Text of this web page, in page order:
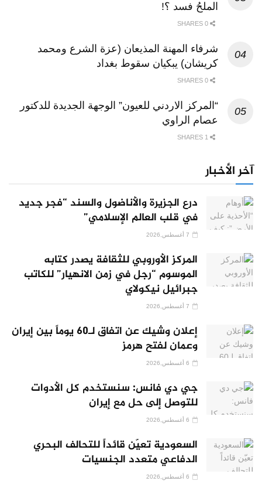
الملحُ فسد ؟!
شرفاء المهنة المذيعان (عزة الشرع ومحمد
كريشان) يبكيان سقوط بغداد
“المركز الاردني للعيون” الوجهة الجديدة للدكتور
عصام الراوي
آخر الأخبار
درع الجزيرة والأناضول والسند “فجر جديد
في قلب العالم الإسلامي”
المركز الأوروبي للثقافة يصدر كتابه
الموسوم “رجل في زمن الانهيار” للكاتب
جبرائيل نيكولاي
إعلان وشيك عن اتفاق لـ60 يوماً بين إيران
وعمان لفتح هرمز
جي دي فانس: سنستخدم كل الأدوات
للتوصل إلى حل مع إيران
السعودية تعيّن قائداً للتحالف البحري
الدفاعي متعدد الجنسيات